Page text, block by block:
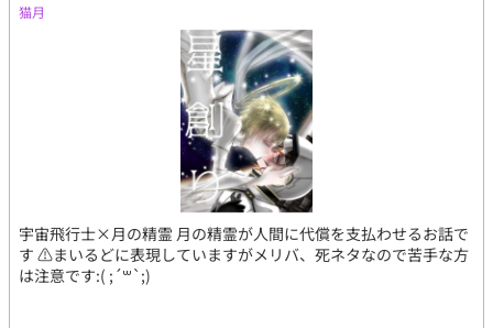
猫月
宇宙飛行士×月の精霊 月の精霊が人間に代償を支払わせるお話で
す ⚠まいるどに表現していますがメリバ、死ネタなので苦手な方
は注意です:( ;´꒳`;)